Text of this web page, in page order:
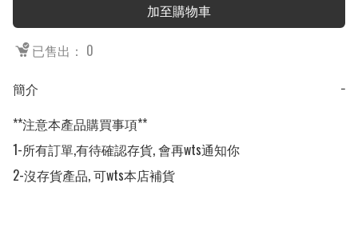
加至購物車
已售出： 0
簡介
−
**注意本產品購買事項**
1-所有訂單,有待確認存貨, 會再wts通知你
2-沒存貨產品, 可wts本店補貨